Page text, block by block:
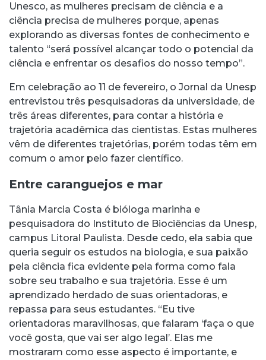
Unesco, as mulheres precisam de ciência e a
ciência precisa de mulheres porque, apenas
explorando as diversas fontes de conhecimento e
talento “será possível alcançar todo o potencial da
ciência e enfrentar os desafios do nosso tempo”.
Em celebração ao 11 de fevereiro, o Jornal da Unesp
entrevistou três pesquisadoras da universidade, de
três áreas diferentes, para contar a história e
trajetória acadêmica das cientistas. Estas mulheres
vêm de diferentes trajetórias, porém todas têm em
comum o amor pelo fazer científico.
Entre caranguejos e mar
Tânia Marcia Costa é bióloga marinha e
pesquisadora do Instituto de Biociências da Unesp,
campus Litoral Paulista. Desde cedo, ela sabia que
queria seguir os estudos na biologia, e sua paixão
pela ciência fica evidente pela forma como fala
sobre seu trabalho e sua trajetória. Esse é um
aprendizado herdado de suas orientadoras, e
repassa para seus estudantes. “Eu tive
orientadoras maravilhosas, que falaram ‘faça o que
você gosta, que vai ser algo legal’. Elas me
mostraram como esse aspecto é importante, e